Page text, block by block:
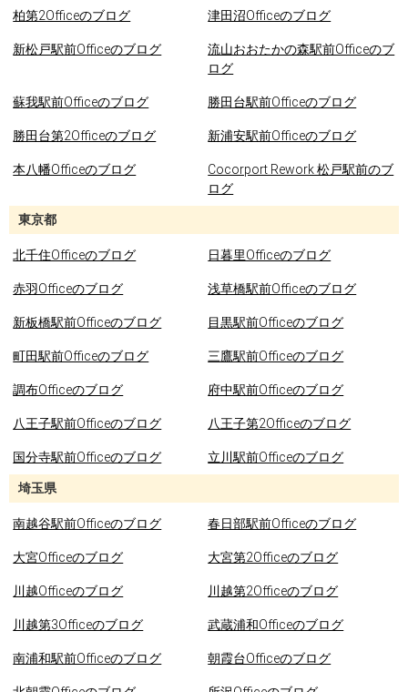
柏第2Officeのブログ 津田沼Officeのブログ
新松戸駅前Officeのブログ
流山おおたかの森駅前Officeのブ
ログ
蘇我駅前Officeのブログ 勝田台駅前Officeのブログ
勝田台第2Officeのブログ 新浦安駅前Officeのブログ
本八幡Officeのブログ
Cocorport Rework 松戸駅前のブ
ログ
東京都
北千住Officeのブログ 日暮里Officeのブログ
赤羽Officeのブログ 浅草橋駅前Officeのブログ
新板橋駅前Officeのブログ 目黒駅前Officeのブログ
町田駅前Officeのブログ 三鷹駅前Officeのブログ
調布Officeのブログ 府中駅前Officeのブログ
八王子駅前Officeのブログ 八王子第2Officeのブログ
国分寺駅前Officeのブログ 立川駅前Officeのブログ
埼玉県
南越谷駅前Officeのブログ 春日部駅前Officeのブログ
大宮Officeのブログ 大宮第2Officeのブログ
川越Officeのブログ 川越第2Officeのブログ
川越第3Officeのブログ 武蔵浦和Officeのブログ
南浦和駅前Officeのブログ 朝霞台Officeのブログ